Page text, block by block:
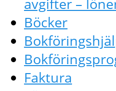
Böcker
Faktura